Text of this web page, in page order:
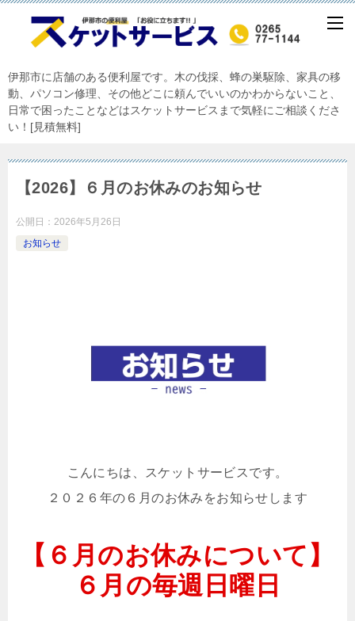
伊那市に店舗のある便利屋です。木の伐採、蜂の巣駆除、家具の移
動、パソコン修理、その他どこに頼んでいいのかわからないこと、
日常で困ったことなどはスケットサービスまで気軽にご相談くださ
い！[見積無料]
【2026】６月のお休みのお知らせ
公開日： 2026年5月26日
お知らせ
こんにちは、スケットサービスです。
２０２６年の６月のお休みをお知らせします
【６月のお休みについて】
６月の毎週日曜日